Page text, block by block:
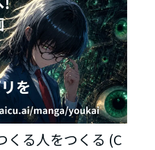
くる人をつくる (C